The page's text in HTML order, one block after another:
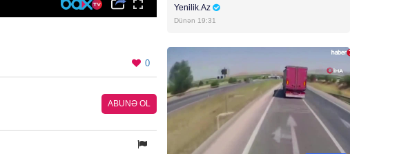
0
ABUNƏ OL
Yenilik.Az
Dünən 19:31